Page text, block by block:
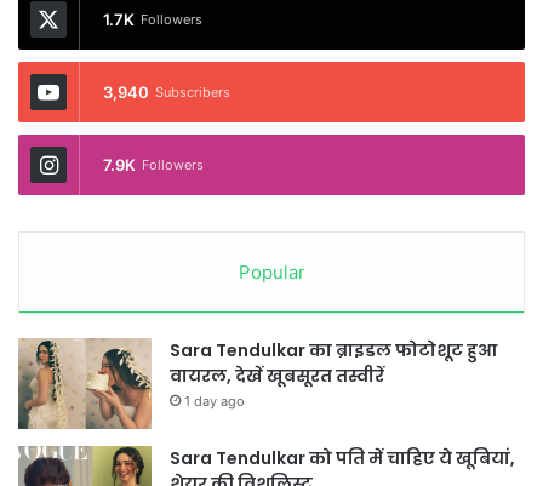
1.7K Followers
3,940 Subscribers
7.9K Followers
Popular
Sara Tendulkar का ब्राइडल फोटोशूट हुआ
वायरल, देखें खूबसूरत तस्वीरें
1 day ago
Sara Tendulkar को पति में चाहिए ये खूबियां,